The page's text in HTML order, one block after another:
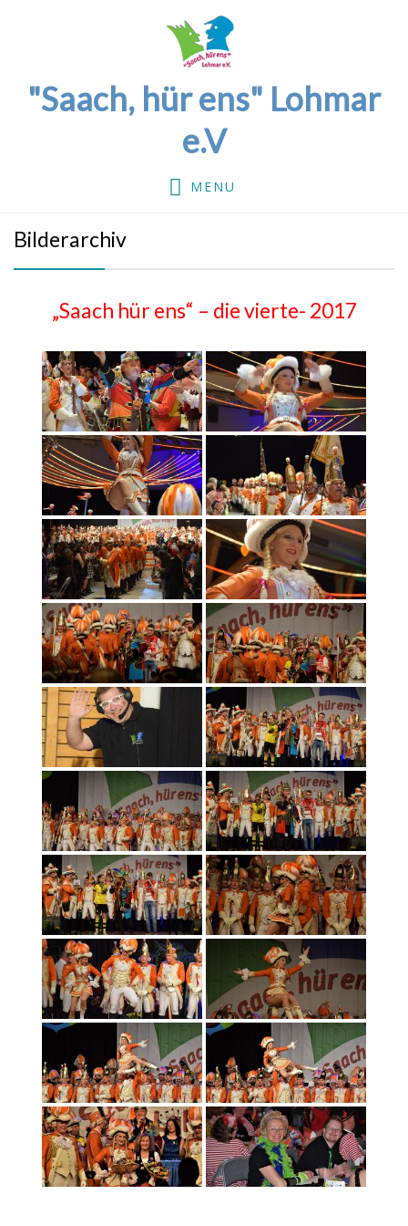
"Saach, hür ens" Lohmar
e.V
MENU
Bilderarchiv
„Saach hür ens“ – die vierte- 2017